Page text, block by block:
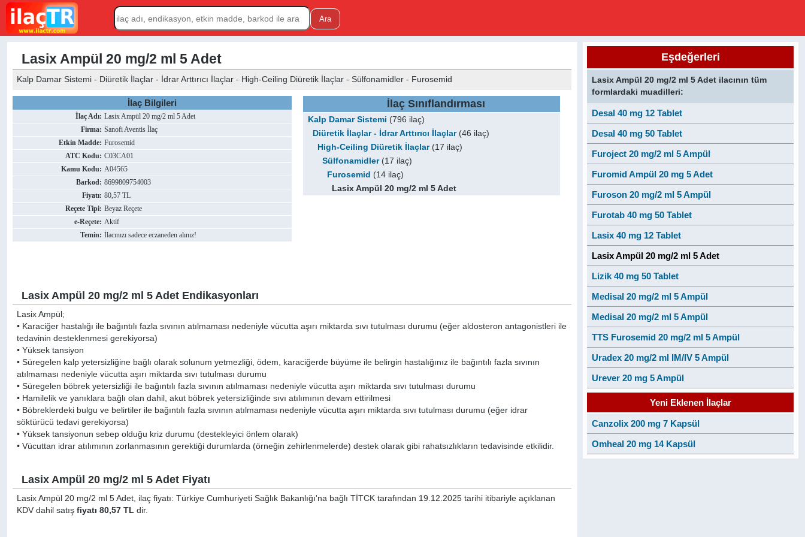
Lasix Ampül 20 mg/2 ml 5 Adet
Kalp Damar Sistemi - Diüretik İlaçlar - İdrar Arttırıcı İlaçlar - High-Ceiling Diüretik İlaçlar - Sülfonamidler - Furosemid
İlaç Bilgileri
İlaç Adı: Lasix Ampül 20 mg/2 ml 5 Adet
Firma: Sanofi Aventis İlaç
Etkin Madde: Furosemid
ATC Kodu: C03CA01
Kamu Kodu: A04565
Barkod: 8699809754003
Fiyatı: 80,57 TL
Reçete Tipi: Beyaz Reçete
e-Reçete: Aktif
Temin: İlacınızı sadece eczaneden alınız!
İlaç Sınıflandırması
Kalp Damar Sistemi (796 ilaç)
Diüretik İlaçlar - İdrar Arttırıcı İlaçlar(46 ilaç)
High-Ceiling Diüretik İlaçlar(17 ilaç)
Sülfonamidler(17 ilaç)
Furosemid (14 ilaç)
Lasix Ampül 20 mg/2 ml 5 Adet
Lasix Ampül 20 mg/2 ml 5 Adet Endikasyonları
Lasix Ampül;
• Karaciğer hastalığı ile bağıntılı fazla sıvının atılmaması nedeniyle vücutta aşırı miktarda sıvı tutulması durumu (eğer aldosteron antagonistleri ile
tedavinin desteklenmesi gerekiyorsa)
• Yüksek tansiyon
• Süregelen kalp yetersizliğine bağlı olarak solunum yetmezliği, ödem, karaciğerde büyüme ile belirgin hastalığınız ile bağıntılı fazla sıvının
atılmaması nedeniyle vücutta aşırı miktarda sıvı tutulması durumu
• Süregelen böbrek yetersizliği ile bağıntılı fazla sıvının atılmaması nedeniyle vücutta aşırı miktarda sıvı tutulması durumu
• Hamilelik ve yanıklara bağlı olan dahil, akut böbrek yetersizliğinde sıvı atılımının devam ettirilmesi
• Böbreklerdeki bulgu ve belirtiler ile bağıntılı fazla sıvının atılmaması nedeniyle vücutta aşırı miktarda sıvı tutulması durumu (eğer idrar
söktürücü tedavi gerekiyorsa)
• Yüksek tansiyonun sebep olduğu kriz durumu (destekleyici önlem olarak)
• Vücuttan idrar atılımının zorlanmasının gerektiği durumlarda (örneğin zehirlenmelerde) destek olarak gibi rahatsızlıkların tedavisinde etkilidir.
Lasix Ampül 20 mg/2 ml 5 Adet Fiyatı
Lasix Ampül 20 mg/2 ml 5 Adet, ilaç fiyatı: Türkiye Cumhuriyeti Sağlık Bakanlığı'na bağlı TİTCK tarafından 19.12.2025 tarihi itibariyle açıklanan
KDV dahil satışfiyatı 80,57 TL dir.
Eşdeğerleri
Lasix Ampül 20 mg/2 ml 5 Adet ilacının tüm
formlardaki muadilleri:
Desal 40 mg 12 Tablet
Desal 40 mg 50 Tablet
Furoject 20 mg/2 ml 5 Ampül
Furomid Ampül 20 mg 5 Adet
Furoson 20 mg/2 ml 5 Ampül
Furotab 40 mg 50 Tablet
Lasix 40 mg 12 Tablet
Lasix Ampül 20 mg/2 ml 5 Adet
Lizik 40 mg 50 Tablet
Medisal 20 mg/2 ml 5 Ampül
Medisal 20 mg/2 ml 5 Ampül
TTS Furosemid 20 mg/2 ml 5 Ampül
Uradex 20 mg/2 ml IM/IV 5 Ampül
Urever 20 mg 5 Ampül
Yeni Eklenen İlaçlar
Canzolix 200 mg 7 Kapsül
Omheal 20 mg 14 Kapsül